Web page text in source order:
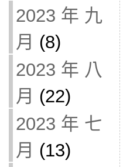
2023 年 九
月 (8)
2023 年 八
月 (22)
2023 年 七
月 (13)